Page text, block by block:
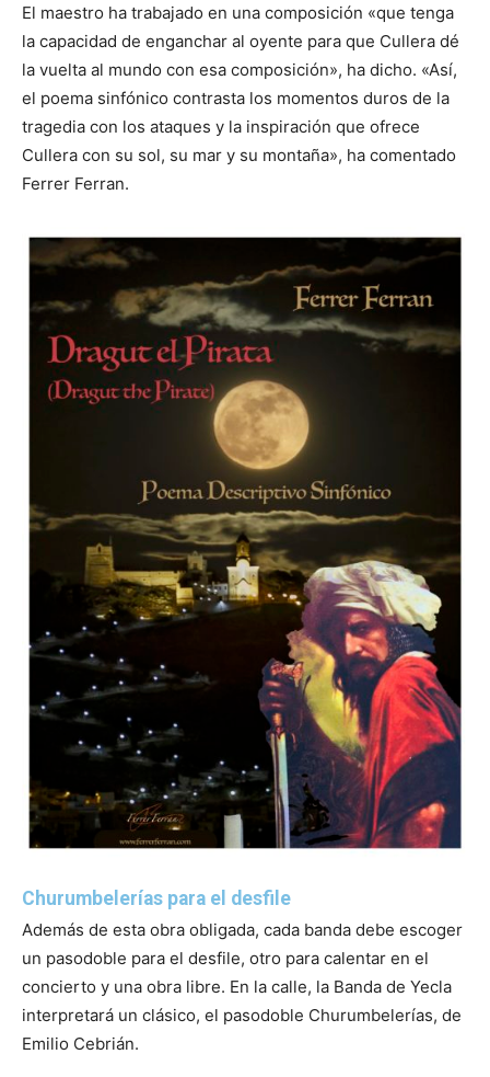
El maestro ha trabajado en una composición «que tenga
la capacidad de enganchar al oyente para que Cullera dé
la vuelta al mundo con esa composición», ha dicho. «Así,
el poema sinfónico contrasta los momentos duros de la
tragedia con los ataques y la inspiración que ofrece
Cullera con su sol, su mar y su montaña», ha comentado
Ferrer Ferran.
Churumbelerías para el desfile
Además de esta obra obligada, cada banda debe escoger
un pasodoble para el desfile, otro para calentar en el
concierto y una obra libre. En la calle, la Banda de Yecla
interpretará un clásico, el pasodoble Churumbelerías, de
Emilio Cebrián.